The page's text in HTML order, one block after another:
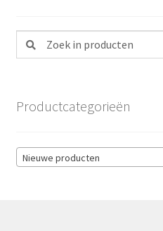
Productcategorieën
Nieuwe producten